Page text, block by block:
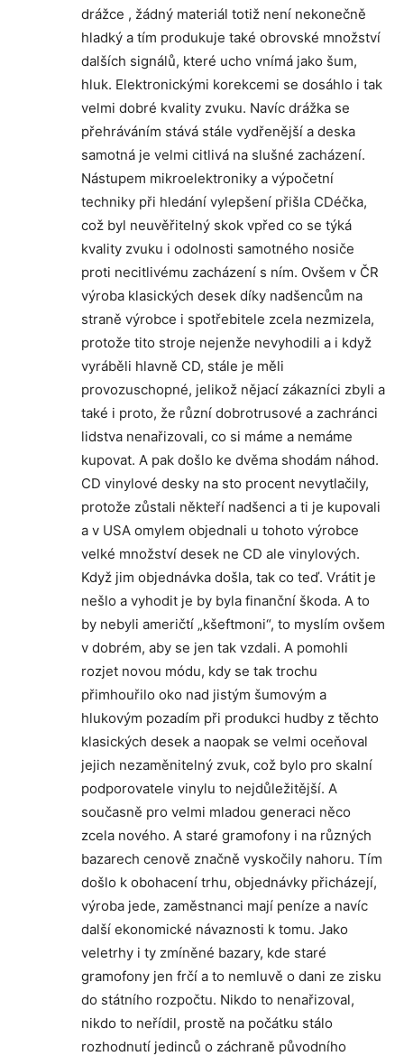
drážce , žádný materiál totiž není nekonečně
hladký a tím produkuje také obrovské množství
dalších signálů, které ucho vnímá jako šum,
hluk. Elektronickými korekcemi se dosáhlo i tak
velmi dobré kvality zvuku. Navíc drážka se
přehráváním stává stále vydřenější a deska
samotná je velmi citlivá na slušné zacházení.
Nástupem mikroelektroniky a výpočetní
techniky při hledání vylepšení přišla CDéčka,
což byl neuvěřitelný skok vpřed co se týká
kvality zvuku i odolnosti samotného nosiče
proti necitlivému zacházení s ním. Ovšem v ČR
výroba klasických desek díky nadšencům na
straně výrobce i spotřebitele zcela nezmizela,
protože tito stroje nejenže nevyhodili a i když
vyráběli hlavně CD, stále je měli
provozuschopné, jelikož nějací zákazníci zbyli a
také i proto, že různí dobrotrusové a zachránci
lidstva nenařizovali, co si máme a nemáme
kupovat. A pak došlo ke dvěma shodám náhod.
CD vinylové desky na sto procent nevytlačily,
protože zůstali někteří nadšenci a ti je kupovali
a v USA omylem objednali u tohoto výrobce
velké množství desek ne CD ale vinylových.
Když jim objednávka došla, tak co teď. Vrátit je
nešlo a vyhodit je by byla finanční škoda. A to
by nebyli američtí „kšeftmoni“, to myslím ovšem
v dobrém, aby se jen tak vzdali. A pomohli
rozjet novou módu, kdy se tak trochu
přimhouřilo oko nad jistým šumovým a
hlukovým pozadím při produkci hudby z těchto
klasických desek a naopak se velmi oceňoval
jejich nezaměnitelný zvuk, což bylo pro skalní
podporovatele vinylu to nejdůležitější. A
současně pro velmi mladou generaci něco
zcela nového. A staré gramofony i na různých
bazarech cenově značně vyskočily nahoru. Tím
došlo k obohacení trhu, objednávky přicházejí,
výroba jede, zaměstnanci mají peníze a navíc
další ekonomické návaznosti k tomu. Jako
veletrhy i ty zmíněné bazary, kde staré
gramofony jen frčí a to nemluvě o dani ze zisku
do státního rozpočtu. Nikdo to nenařizoval,
nikdo to neřídil, prostě na počátku stálo
rozhodnutí jedinců o záchraně původního